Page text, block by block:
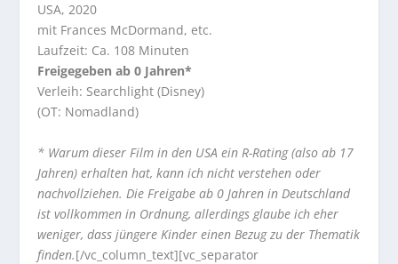
USA, 2020
mit Frances McDormand, etc.
Laufzeit: Ca. 108 Minuten
Freigegeben ab 0 Jahren*
Verleih: Searchlight (Disney)
(OT: Nomadland)
* Warum dieser Film in den USA ein R-Rating (also ab 17
Jahren) erhalten hat, kann ich nicht verstehen oder
nachvollziehen. Die Freigabe ab 0 Jahren in Deutschland
ist vollkommen in Ordnung, allerdings glaube ich eher
weniger, dass jüngere Kinder einen Bezug zu der Thematik
finden.[/vc_column_text][vc_separator